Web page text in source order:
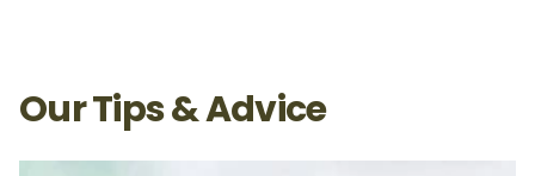
Our Tips & Advice